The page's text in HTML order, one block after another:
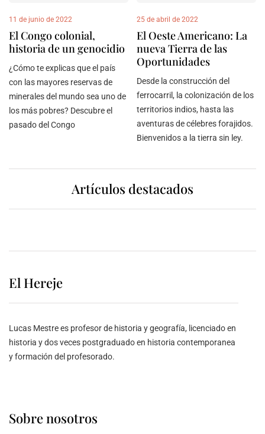
11 de junio de 2022
El Congo colonial,
historia de un genocidio
¿Cómo te explicas que el país
con las mayores reservas de
minerales del mundo sea uno de
los más pobres? Descubre el
pasado del Congo
25 de abril de 2022
El Oeste Americano: La
nueva Tierra de las
Oportunidades
Desde la construcción del
ferrocarril, la colonización de los
territorios indios, hasta las
aventuras de célebres forajidos.
Bienvenidos a la tierra sin ley.
Artículos destacados
El Hereje
Lucas Mestre es profesor de historia y geografía, licenciado en
historia y dos veces postgraduado en historia contemporanea
y formación del profesorado.
Sobre nosotros